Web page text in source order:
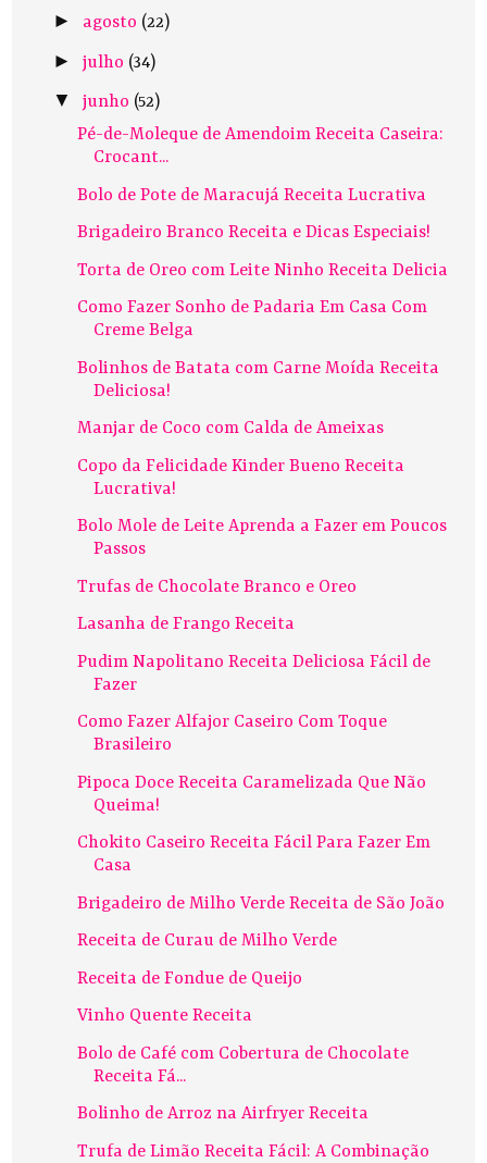
► agosto (22)
► julho (34)
▼ junho (52)
Pé-de-Moleque de Amendoim Receita Caseira:
Crocant...
Bolo de Pote de Maracujá Receita Lucrativa
Brigadeiro Branco Receita e Dicas Especiais!
Torta de Oreo com Leite Ninho Receita Delicia
Como Fazer Sonho de Padaria Em Casa Com
Creme Belga
Bolinhos de Batata com Carne Moída Receita
Deliciosa!
Manjar de Coco com Calda de Ameixas
Copo da Felicidade Kinder Bueno Receita
Lucrativa!
Bolo Mole de Leite Aprenda a Fazer em Poucos
Passos
Trufas de Chocolate Branco e Oreo
Lasanha de Frango Receita
Pudim Napolitano Receita Deliciosa Fácil de
Fazer
Como Fazer Alfajor Caseiro Com Toque
Brasileiro
Pipoca Doce Receita Caramelizada Que Não
Queima!
Chokito Caseiro Receita Fácil Para Fazer Em
Casa
Brigadeiro de Milho Verde Receita de São João
Receita de Curau de Milho Verde
Receita de Fondue de Queijo
Vinho Quente Receita
Bolo de Café com Cobertura de Chocolate
Receita Fá...
Bolinho de Arroz na Airfryer Receita
Trufa de Limão Receita Fácil: A Combinação